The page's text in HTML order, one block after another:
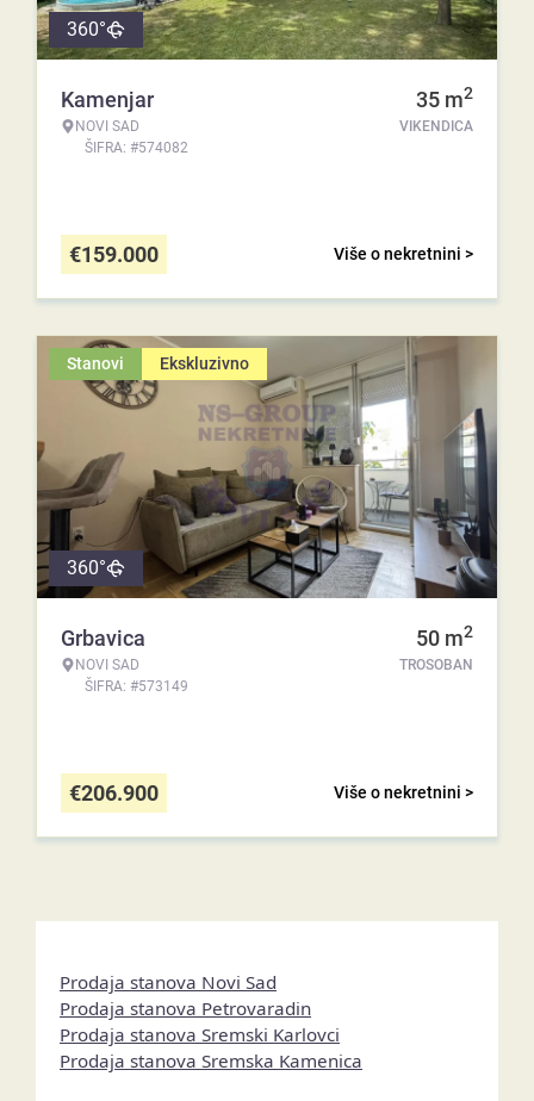
360°
Kamenjar
NOVI SAD
ŠIFRA: #574082
35 m2
VIKENDICA
Više o nekretnini >
€159.000
Stanovi Ekskluzivno
360°
Grbavica
NOVI SAD
ŠIFRA: #573149
50 m2
TROSOBAN
Više o nekretnini >
€206.900
Prodaja stanova Novi Sad
Prodaja stanova Petrovaradin
Prodaja stanova Sremski Karlovci
Prodaja stanova Sremska Kamenica